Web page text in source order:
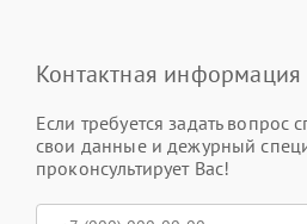
Контактная информация
Если требуется задать вопрос
свои данные и дежурный
проконсультирует Вас!